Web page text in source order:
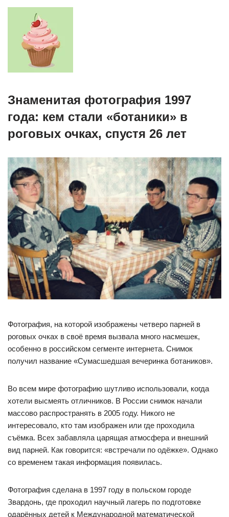
Знаменитая фотография 1997
года: кем стали «ботаники» в
роговых очках, спустя 26 лет⁠ ⁠
Фотография, на которой изображены четверо парней в
роговых очках в своё время вызвала много насмешек,
особенно в российском сегменте интернета. Снимок
получил название «Сумасшедшая вечеринка ботаников».
Во всем мире фотографию шутливо использовали, когда
хотели высмеять отличников. В России снимок начали
массово распространять в 2005 году. Никого не
интересовало, кто там изображен или где проходила
съёмка. Всех забавляла царящая атмосфера и внешний
вид парней. Как говорится: «встречали по одёжке». Однако
со временем такая информация появилась.
Фотография сделана в 1997 году в польском городе
Звардонь, где проходил научный лагерь по подготовке
одарённых детей к Международной математической